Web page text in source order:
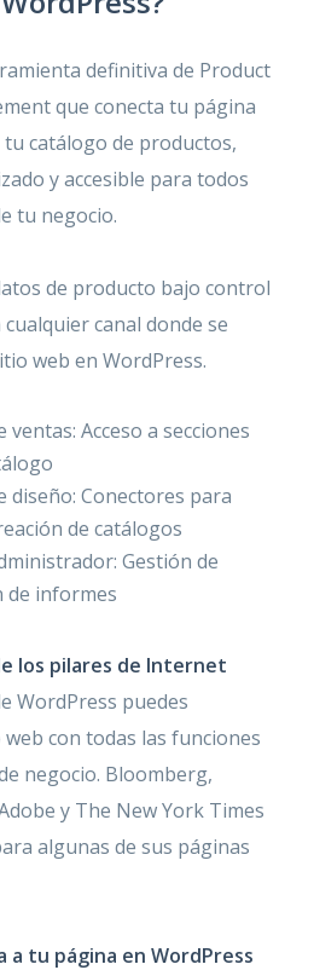
definitiva de Product
que conecta tu página
catálogo de productos,
y accesible para todos
tu negocio.
de producto bajo control
canal donde se
web en WordPress.
ventas: Acceso a secciones
diseño: Conectores para
de catálogos
Gestión de
de informes
los pilares de Internet
WordPress puedes
con todas las funciones
negocio. Bloomberg,
y The New York Times
algunas de sus páginas
a tu página en WordPress